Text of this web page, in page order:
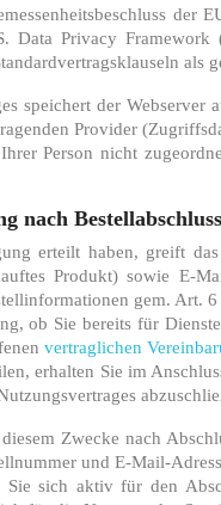
Data Privacy
als
speichert der Webserver
Provider
Person nicht
nach Bestellabschluss
erteilt haben, greift
Produkt) sowie E-
gem. Art.
ob Sie bereits für
vertraglichen
erhalten Sie im
Zwecke nach
und E-Mail-
sich aktiv für den